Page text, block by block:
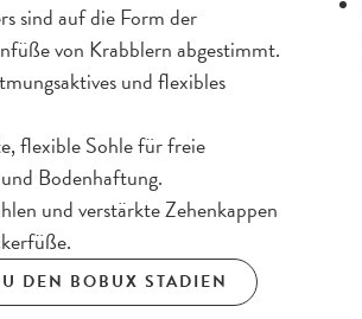
sind auf die Form der
von Krabblern abgestimmt.
und flexibles
flexible Sohle für freie
Bodenhaftung.
und verstärkte Zehenkappen
DEN BOBUX STADIEN